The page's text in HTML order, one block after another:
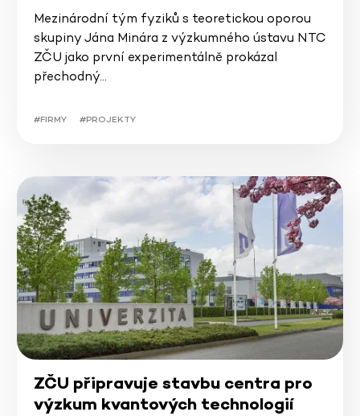
Mezinárodní tým fyziků s teoretickou oporou
skupiny Jána Minára z výzkumného ústavu NTC
ZČU jako první experimentálně prokázal
přechodný…
#FIRMY #PROJEKTY
ZČU připravuje stavbu centra pro
výzkum kvantových technologií